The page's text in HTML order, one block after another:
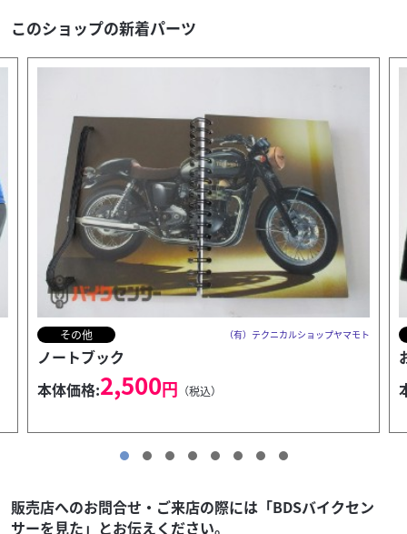
このショップの新着パーツ
その他 （有）テクニカルショップヤマモト
お財布
本体価格:6,000円（税込）
販売店へのお問合せ・ご来店の際には「BDSバイクセン
サーを見た」とお伝えください。